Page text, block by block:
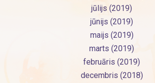
jūlijs (2019)
jūnijs (2019)
maijs (2019)
marts (2019)
februāris (2019)
decembris (2018)